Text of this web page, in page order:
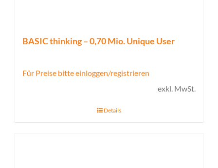
BASIC thinking – 0,70 Mio. Unique User
Für Preise bitte einloggen/registrieren
exkl. MwSt.
Details